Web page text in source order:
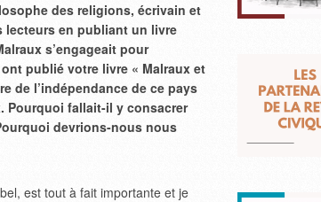
des religions, écrivain et
lecteurs en publiant un livre
s’engageait pour
publié votre livre « Malraux et
de l’indépendance de ce pays
Pourquoi fallait-il y consacrer
devrions-nous nous
est tout à fait importante et je